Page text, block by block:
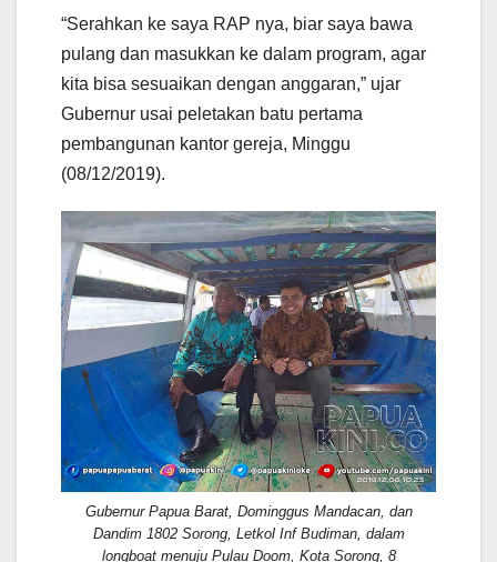
“Serahkan ke saya RAP nya, biar saya bawa
pulang dan masukkan ke dalam program, agar
kita bisa sesuaikan dengan anggaran,” ujar
Gubernur usai peletakan batu pertama
pembangunan kantor gereja, Minggu
(08/12/2019).
Gubernur Papua Barat, Dominggus Mandacan, dan
Dandim 1802 Sorong, Letkol Inf Budiman, dalam
longboat menuju Pulau Doom, Kota Sorong, 8